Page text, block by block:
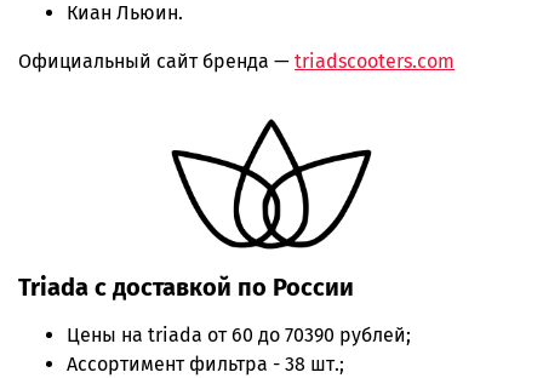
Киан Льюин.
Официальный сайт бренда — triadscooters.com
Triada с доставкой по России
Цены на triada от 60 до 70390 рублей;
Ассортимент фильтра - 38 шт.;